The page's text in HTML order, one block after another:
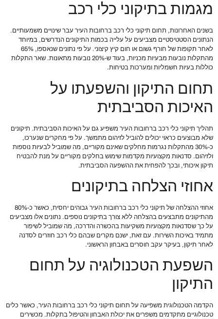
מגמות בתיקוני כלי רכב
בשנים האחרונות, תחום תיקוני כלי רכב ברחובות העיר עבר שינויים משמעותיים.
הנתונים הסטטיסטיים מצביעים על עלייה בכמות התיקונים הנדרשים, במיוחד
לאחר תקופות של חורף גשום או חום קיץ קיצוני. על פי נתונים שנאספו, 65%
מהתקלות נובעות מבעיות מכניות, בעוד ש-20% נובעות מתאונות. שאר התקלות
כוללות בעיות חשמליות ומערכות בטיחות.
תחום התיקון והשפעתו על
האיכות הסביבתית
תהליך תיקוני כלי רכב ברחובות העיר משפיע גם על האיכות הסביבתית. תיקונים
שלא מבוצעים כראוי יכולים להוביל לזיהום מתמשך. על פי מחקרים שנערכו,
כ-30% מהתקלות נגרמות מחלקים שאינם מקוריים, מה שמוביל לבעיות נוספות
ולזיהום. סדנאות מקצועיות מקדמות שימוש בחלקים מקוריים על מנת להבטיח
תיקון איכותי, ובכך להפחית את ההשפעה הסביבתית.
אחוזי הצלחה בתיקונים
אחוזי ההצלחה של תיקוני כלי רכב ברחובות העיר גבוהים יחסית, כאשר כ-80%
מהתיקונים מתבצעים בהצלחה ללא צורך בתיקונים נוספים. נתונים אלו מצביעים
על כך שסדנאות מקצועיות משקיעות בהכשרה והדרכה, מה שמוביל לשיפור
מתמיד באיכות השירות. עם זאת, ישנם מקרים שבהם כלי רכב חוזרים לסדנה
לאחר תיקון, בעיקר עקב חוסרים באבחון הראשוני.
השפעת הטכנולוגיה על תחום
התיקון
הקדמה הטכנולוגית משפיעה על תחום תיקוני כלי רכב ברחובות העיר, כאשר כלים
טכנולוגיים מתקדמים משפרים את יכולת האבחון והטיפול בתקלות. מכשירים